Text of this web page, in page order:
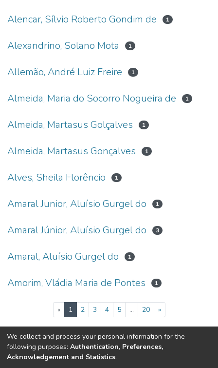
Alencar, Sílvio Roberto Gondim de 1
Alexandrino, Solano Mota 1
Allemão, André Luiz Freire 1
Almeida, Maria do Socorro Nogueira de 1
Almeida, Martasus Golçalves 1
Almeida, Martasus Gonçalves 1
Alves, Sheila Florêncio 1
Amaral Junior, Aluísio Gurgel do 1
Amaral Júnior, Aluísio Gurgel do 3
Amaral, Aluísio Gurgel do 1
Amorim, Vládia Maria de Pontes 1
« 1(current)
2 3 4 5 ... 20 »
Tribunal de Justiça do Estado do Ceará
Av. General Afonso Albuquerque Lima, S/N. - Cambeba CEP: 60822-325 -
We collect and process your personal information for the
following purposes: Authentication, Preferences,
Acknowledgement and Statistics.